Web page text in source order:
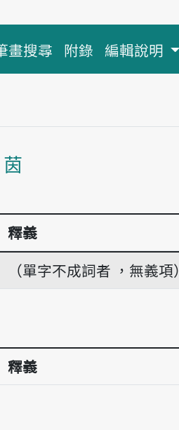
畫搜尋 附錄 編輯說明
釋義
（單字不成詞者 ，無義項）
釋義